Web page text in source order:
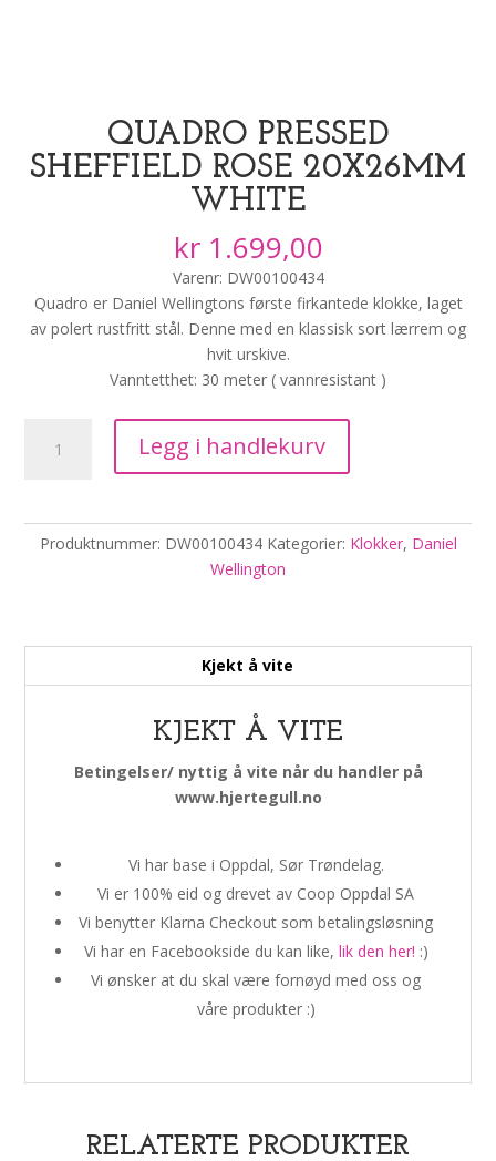
QUADRO PRESSED
SHEFFIELD ROSE 20X26MM
WHITE
kr1.699,00
Varenr: DW00100434
Quadro er Daniel Wellingtons første firkantede klokke, laget
av polert rustfritt stål. Denne med en klassisk sort lærrem og
hvit urskive.
Vanntetthet: 30 meter ( vannresistant )
Pressed
Legg i handlekurv
Produktnummer: DW00100434 Kategorier: Klokker, Daniel
Wellington
Kjekt å vite
KJEKT Å VITE
Betingelser/ nyttig å vite når du handler på
www.hjertegull.no
Vi har base i Oppdal, Sør Trøndelag.
Vi er 100% eid og drevet av Coop Oppdal SA
Vi benytter Klarna Checkout som betalingsløsning
Vi har en Facebookside du kan like, lik den her! :)
Vi ønsker at du skal være fornøyd med oss og
våre produkter :)
RELATERTE PRODUKTER